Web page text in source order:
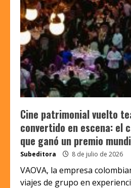
Cine patrimonial vuelto
convertido en escena: el
que ganó un premio
Subeditora 8 de julio de 2026
VAOVA, la empresa
viajes de grupo en